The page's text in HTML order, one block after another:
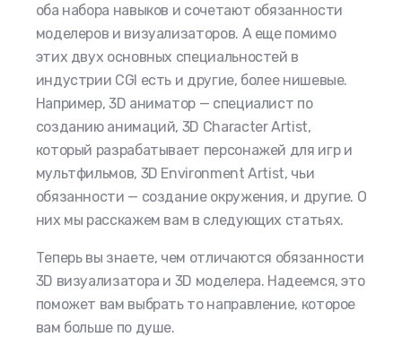
оба набора навыков и сочетают обязанности
моделеров и визуализаторов. А еще помимо
этих двух основных специальностей в
индустрии CGI есть и другие, более нишевые.
Например, 3D аниматор — специалист по
созданию анимаций, 3D Character Artist,
который разрабатывает персонажей для игр и
мультфильмов, 3D Environment Artist, чьи
обязанности — создание окружения, и другие. О
них мы расскажем вам в следующих статьях.
Теперь вы знаете, чем отличаются обязанности
3D визуализатора и 3D моделера. Надеемся, это
поможет вам выбрать то направление, которое
вам больше по душе.